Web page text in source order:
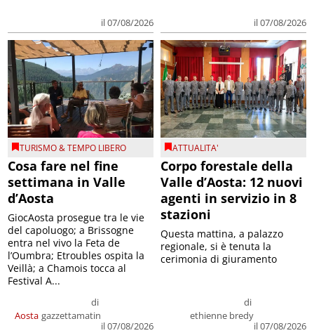
il 07/08/2026 il 07/08/2026
TURISMO & TEMPO LIBERO
Cosa fare nel fine
settimana in Valle
d’Aosta
Aosta
di
gazzettamatin
il 07/08/2026
GiocAosta prosegue tra le vie
del capoluogo; a Brissogne
entra nel vivo la Feta de
l’Oumbra; Etroubles ospita la
Veillà; a Chamois tocca al
Festival A...
ATTUALITA'
Corpo forestale della
Valle d’Aosta: 12 nuovi
agenti in servizio in 8
stazioni
di
ethienne bredy
il 07/08/2026
Questa mattina, a palazzo
regionale, si è tenuta la
cerimonia di giuramento